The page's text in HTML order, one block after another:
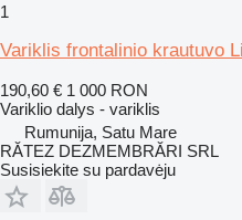
1
Variklis frontalinio krautuvo
190,60 € 1 000 RON
Variklio dalys - variklis
Rumunija, Satu Mare
RĂTEZ DEZMEMBRĂRI SRL
Susisiekite su pardavėju